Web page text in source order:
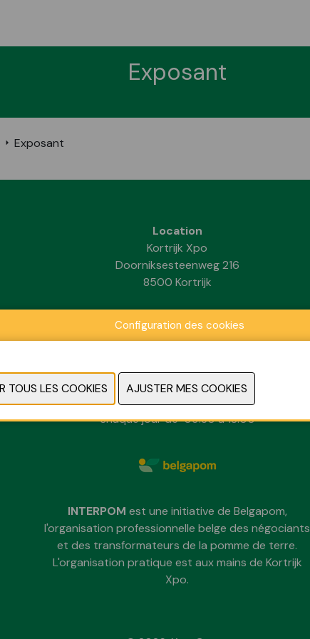
Exposant
Exposant
Location
Kortrijk Xpo
Doorniksesteenweg 216
8500 Kortrijk
mardi 1 décembre 2026
chaque jour de 09:30 à 18:00
INTERPOM est une initiative de Belgapom,
l'organisation professionnelle belge des négociants
et des transformateurs de la pomme de terre.
L'organisation pratique est aux mains de Kortrijk
Xpo.
Configuration des cookies